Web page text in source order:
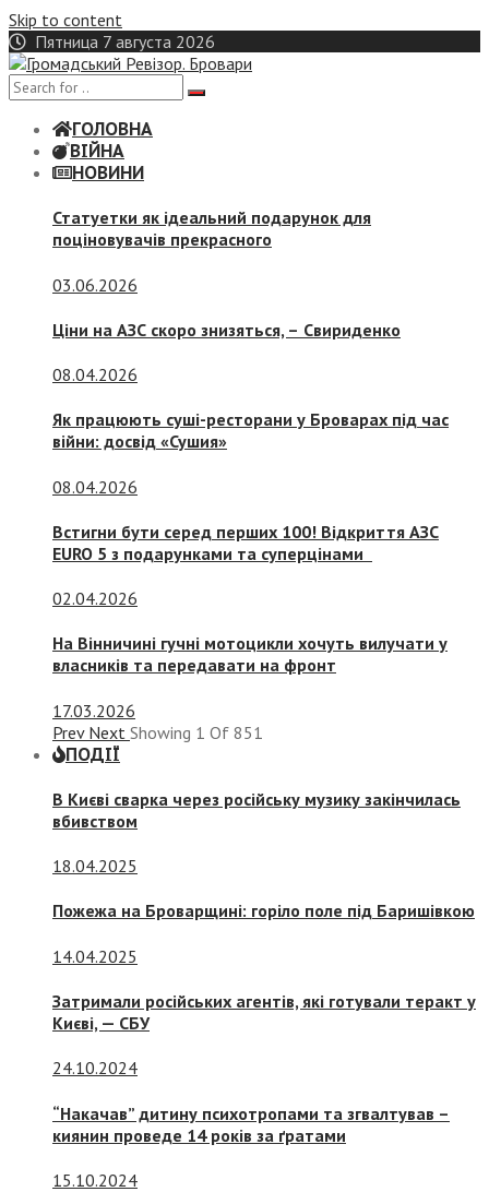
Skip to content
Пятница 7 августа 2026
ГОЛОВНА
ВІЙНА
НОВИНИ
Статуетки як ідеальний подарунок для
поціновувачів прекрасного
03.06.2026
Ціни на АЗС скоро знизяться, – Свириденко
08.04.2026
Як працюють суші-ресторани у Броварах під час
війни: досвід «Сушия»
08.04.2026
Встигни бути серед перших 100! Відкриття АЗС
EURO 5 з подарунками та суперцінами
02.04.2026
На Вінничині гучні мотоцикли хочуть вилучати у
власників та передавати на фронт
17.03.2026
Prev Next Showing 1 Of 851
ПОДІЇ
В Києві сварка через російську музику закінчилась
вбивством
18.04.2025
Пожежа на Броварщині: горіло поле під Баришівкою
14.04.2025
Затримали російських агентів, які готували теракт у
Києві, — СБУ
24.10.2024
“Накачав” дитину психотропами та згвалтував –
киянин проведе 14 років за ґратами
15.10.2024